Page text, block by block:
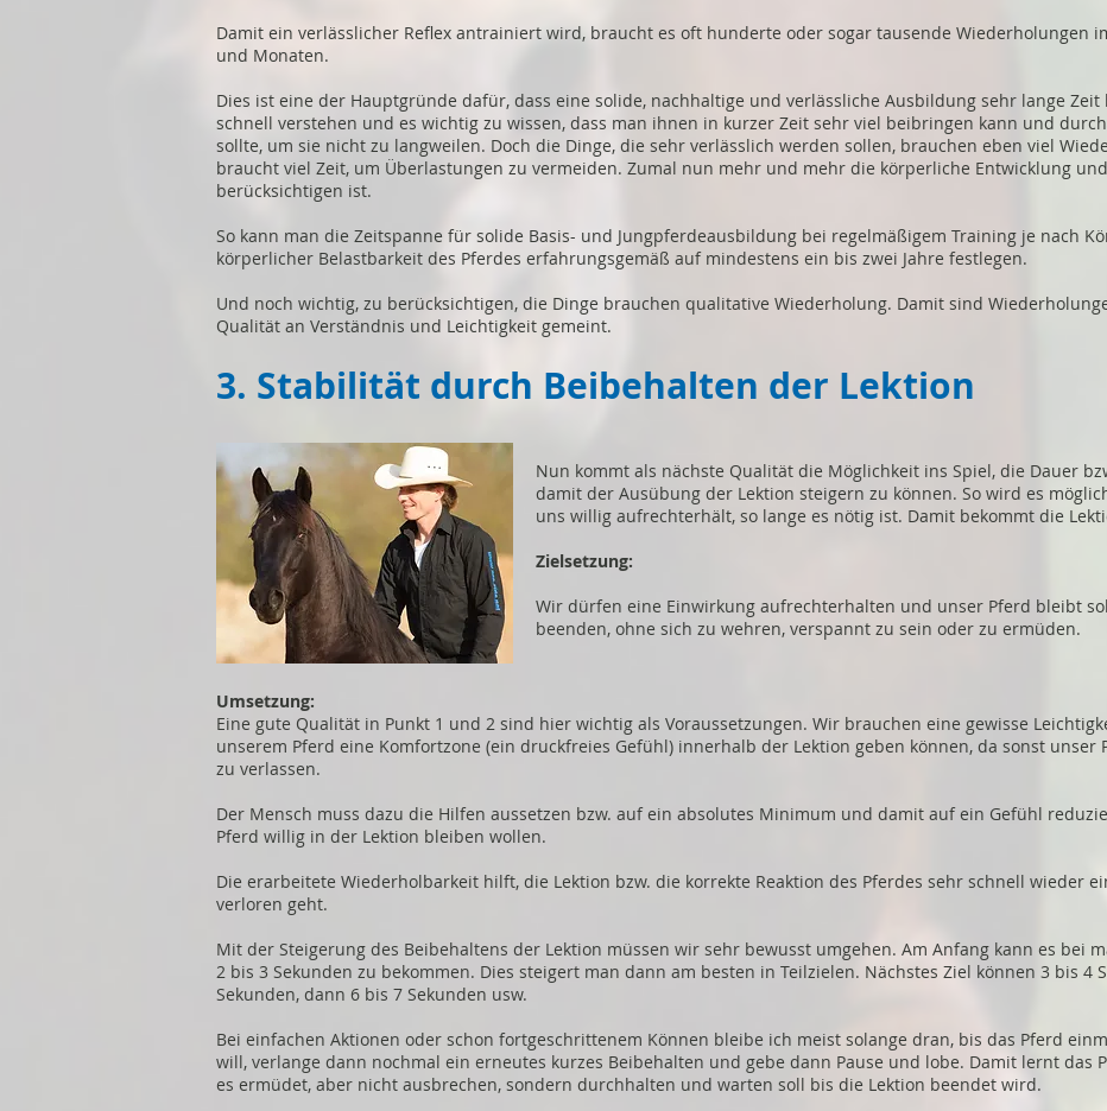
Damit ein verlässlicher Reflex antrainiert wird, braucht es oft hunderte oder sogar tausende Wiederholungen
und Monaten.
Dies ist eine der Hauptgründe dafür, dass eine solide, nachhaltige und verlässliche Ausbildung sehr lange
schnell verstehen und es wichtig zu wissen, dass man ihnen in kurzer Zeit sehr viel beibringen kann und
sollte, um sie nicht zu langweilen. Doch die Dinge, die sehr verlässlich werden sollen, brauchen eben viel
braucht viel Zeit, um Überlastungen zu vermeiden. Zumal nun mehr und mehr die körperliche Entwicklung
berücksichtigen ist.
So kann man die Zeitspanne für solide Basis- und Jungpferdeausbildung bei regelmäßigem Training je nach
körperlicher Belastbarkeit des Pferdes erfahrungsgemäß auf mindestens ein bis zwei Jahre festlegen.
Und noch wichtig, zu berücksichtigen, die Dinge brauchen qualitative Wiederholung. Damit sind
Qualität an Verständnis und Leichtigkeit gemeint.
3. Stabilität durch Beibehalten der Lektion
Nun kommt als nächste Qualität die Möglichkeit ins Spiel, die Dauer
damit der Ausübung der Lektion steigern zu können. So wird es
uns willig aufrechterhält, so lange es nötig ist. Damit bekommt die
Zielsetzung:
Wir dürfen eine Einwirkung aufrechterhalten und unser Pferd bleibt
beenden, ohne sich zu wehren, verspannt zu sein oder zu ermüden.
Umsetzung:
Eine gute Qualität in Punkt 1 und 2 sind hier wichtig als Voraussetzungen. Wir brauchen eine gewisse
unserem Pferd eine Komfortzone (ein druckfreies Gefühl) innerhalb der Lektion geben können, da sonst unser
zu verlassen.
Der Mensch muss dazu die Hilfen aussetzen bzw. auf ein absolutes Minimum und damit auf ein Gefühl
Pferd willig in der Lektion bleiben wollen.
Die erarbeitete Wiederholbarkeit hilft, die Lektion bzw. die korrekte Reaktion des Pferdes sehr schnell wieder
verloren geht.
Mit der Steigerung des Beibehaltens der Lektion müssen wir sehr bewusst umgehen. Am Anfang kann es bei
2 bis 3 Sekunden zu bekommen. Dies steigert man dann am besten in Teilzielen. Nächstes Ziel können 3 bis 4
Sekunden, dann 6 bis 7 Sekunden usw.
Bei einfachen Aktionen oder schon fortgeschrittenem Können bleibe ich meist solange dran, bis das Pferd
will, verlange dann nochmal ein erneutes kurzes Beibehalten und gebe dann Pause und lobe. Damit lernt das
es ermüdet, aber nicht ausbrechen, sondern durchhalten und warten soll bis die Lektion beendet wird.